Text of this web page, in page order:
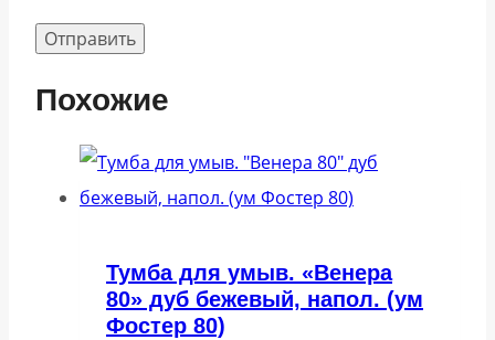
Похожие
Тумба для умыв. «Венера
80» дуб бежевый, напол. (ум
Фостер 80)